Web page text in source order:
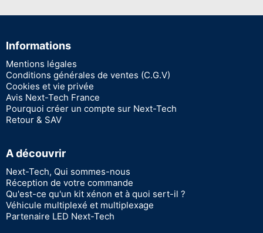
Informations
Mentions légales
Conditions générales de ventes (C.G.V)
Cookies et vie privée
Avis Next-Tech France
Pourquoi créer un compte sur Next-Tech
Retour & SAV
A découvrir
Next-Tech, Qui sommes-nous
Réception de votre commande
Qu'est-ce qu'un kit xénon et à quoi sert-il ?
Véhicule multiplexé et multiplexage
Partenaire LED Next-Tech